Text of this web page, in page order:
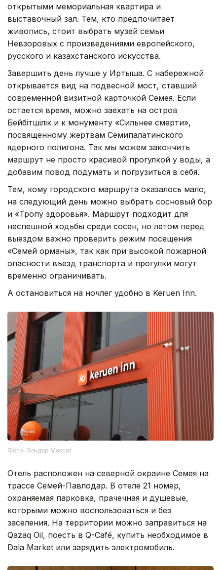
открытыми мемориальная квартира и
выставочный зал. Тем, кто предпочитает
живопись, стоит выбрать музей семьи
Невзоровых с произведениями европейского,
русского и казахстанского искусства.
Завершить день лучше у Иртыша. С набережной
открывается вид на подвесной мост, ставший
современной визитной карточкой Семея. Если
остается время, можно заехать на остров
Бейбітшілік и к монументу «Сильнее смерти»,
посвященному жертвам Семипалатинского
ядерного полигона. Так мы можем закончить
маршрут не просто красивой прогулкой у воды, а
добавим повод подумать и погрузиться в себя.
Тем, кому городского маршрута оказалось мало,
на следующий день можно выбрать сосновый бор
и «Тропу здоровья». Маршрут подходит для
неспешной ходьбы среди сосен, но летом перед
выездом важно проверить режим посещения
«Семей орманы», так как при высокой пожарной
опасности въезд транспорта и прогулки могут
временно ограничивать.
А остановиться на ночлег удобно в Keruen Inn.
Фото: Эльдар Максат
Отель расположен на северной окраине Семея на
трассе Семей-Павлодар. В отеле 21 номер,
охраняемая парковка, прачечная и душевые,
которыми можно воспользоваться и без
заселения. На территории можно заправиться на
Qazaq Oil, поесть в Q-Café, купить необходимое в
Dala Market или зарядить электромобиль.